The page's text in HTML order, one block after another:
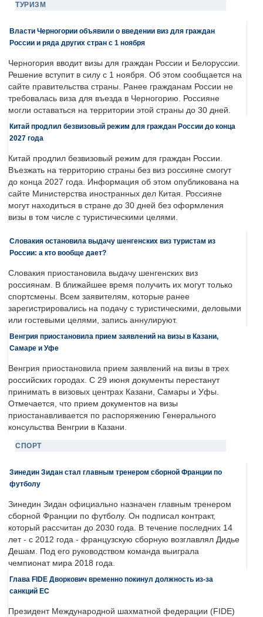
ТУРИЗМ
Власти Черногории объявили о введении виз для граждан
России и ряда других стран с 1 ноября
Черногория вводит визы для граждан России и Белоруссии.
Решение вступит в силу с 1 ноября. Об этом сообщается на
сайте правительства страны. Ранее гражданам России не
требовалась виза для въезда в Черногорию. Россияне
могли оставаться на территории этой страны до 30 дней.
Китай продлил безвизовый режим для граждан России до конца
2027 года
Китай продлил безвизовый режим для граждан России.
Въезжать на территорию страны без виз россияне смогут
до конца 2027 года. Информация об этом опубликована на
сайте Министерства иностранных дел Китая. Россияне
могут находиться в стране до 30 дней без оформления
визы в том числе с туристическими целями.
Словакия остановила выдачу шенгенских виз туристам из
России: а кто вообще дает?
Словакия приостановила выдачу шенгенских виз
россиянам. В ближайшее время получить их могут только
спортсмены. Всем заявителям, которые ранее
зарегистрировались на подачу с туристическими, деловыми
или гостевыми целями, запись аннулируют.
Венгрия приостановила прием заявлений на визы в Казани,
Самаре и Уфе
Венгрия приостановила прием заявлений на визы в трех
российских городах. С 29 июня документы перестанут
принимать в визовых центрах Казани, Самары и Уфы.
Отмечается, что прием документов на визы
приостанавливается по распоряжению Генерального
консульства Венгрии в Казани.
СПОРТ
Зинедин Зидан стал главным тренером сборной Франции по
футболу
Зинедин Зидан официально назначен главным тренером
сборной Франции по футболу. Он подписал контракт,
который рассчитан до 2030 года. В течение последних 14
лет - с 2012 года - французскую сборную возглавлял Дидье
Дешам. Под его руководством команда выиграла
чемпионат мира 2018 года.
Глава FIDE Дворкович временно покинул должность из-за
санкций ЕС
Президент Международной шахматной федерации (FIDE)